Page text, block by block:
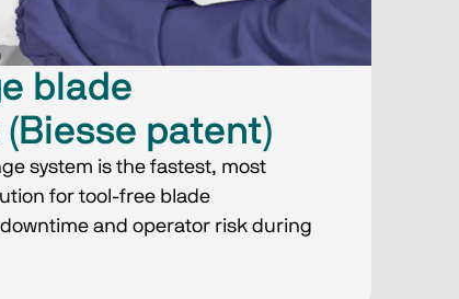
blade
patent)
system is the fastest, most
for tool-free blade
and operator risk during